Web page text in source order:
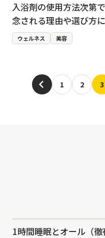
入浴剤の使用方法次第
念される理由や選び方
ウェルネス 美容
1 2 3
1時間睡眠とオール（